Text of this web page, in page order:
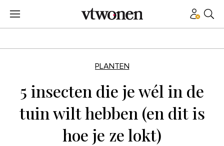
PLANTEN
5 insecten die je wél in de
tuin wilt hebben (en dit is
hoe je ze lokt)